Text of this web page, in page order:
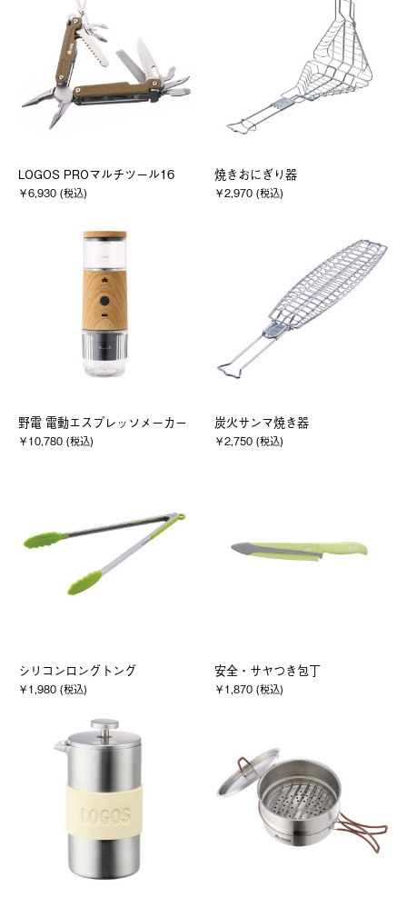
LOGOS PROマルチツール16
￥6,930 (税込)
焼きおにぎり器
￥2,970 (税込)
野電 電動エスプレッソメーカー
￥10,780 (税込)
炭火サンマ焼き器
￥2,750 (税込)
シリコンロングトング
￥1,980 (税込)
安全・サヤつき包丁
￥1,870 (税込)